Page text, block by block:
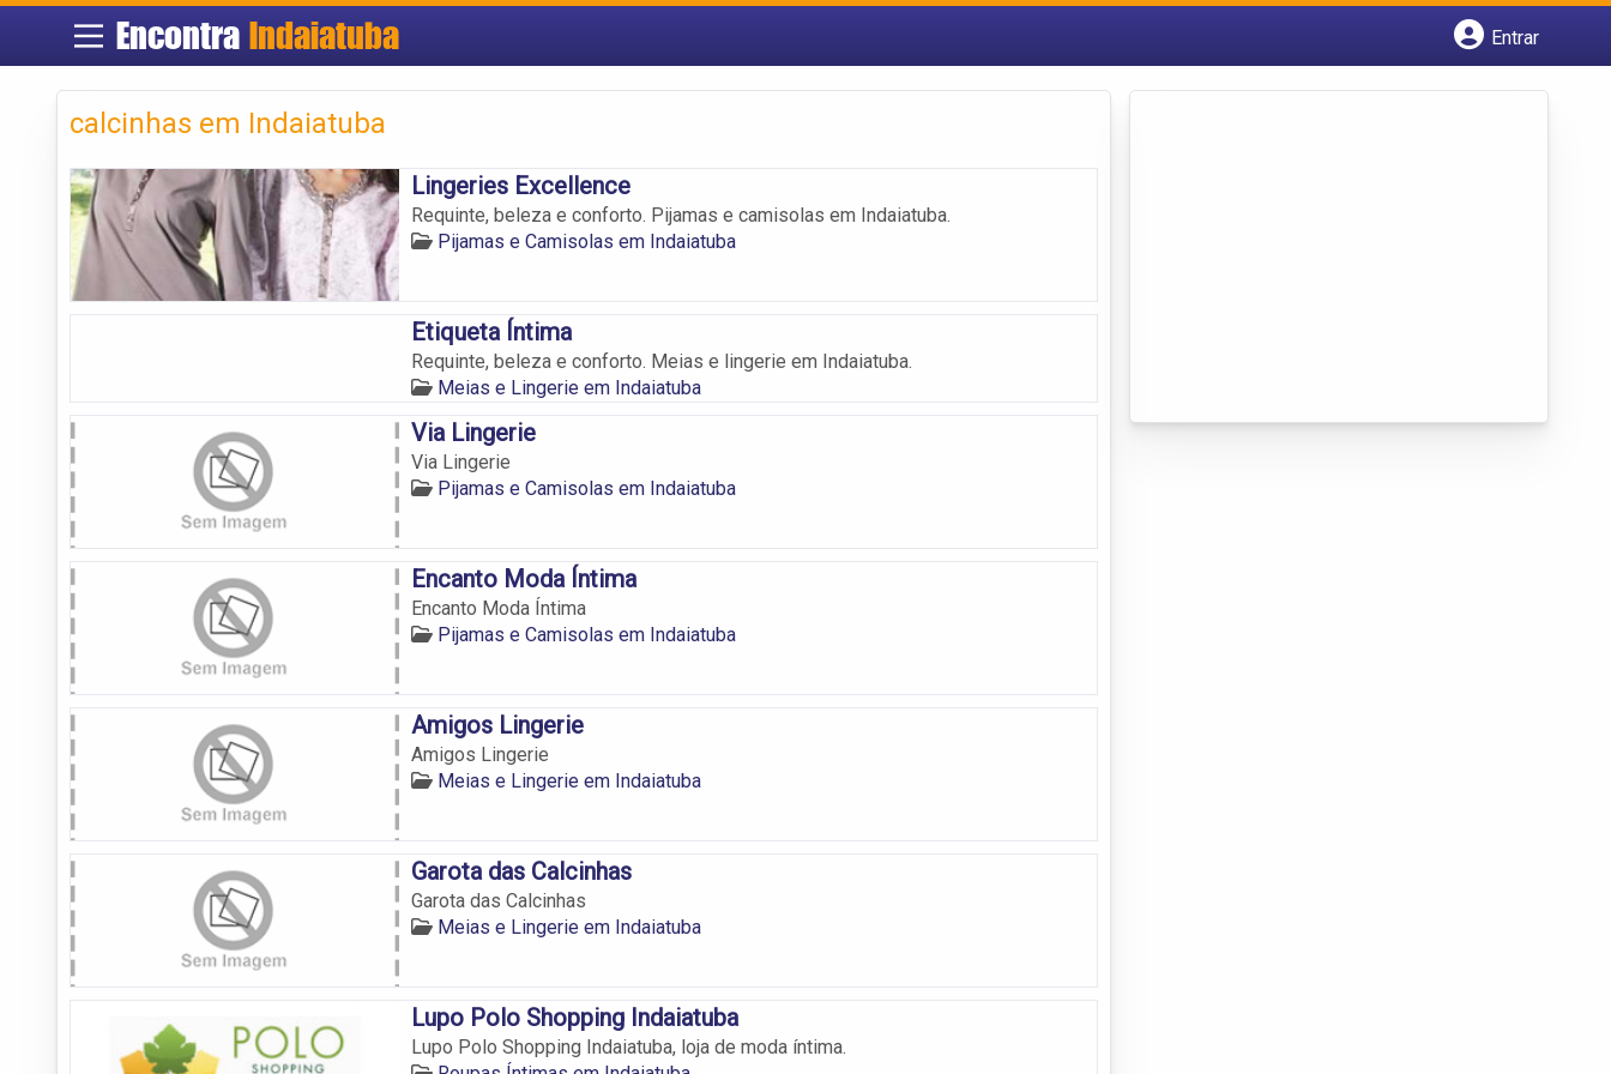
EncontraIndaiatuba
Entrar
calcinhas em Indaiatuba
Lingeries Excellence
Requinte, beleza e conforto. Pijamas e camisolas em Indaiatuba.
Pijamas e Camisolas em Indaiatuba
Etiqueta Íntima
Requinte, beleza e conforto. Meias e lingerie em Indaiatuba.
Meias e Lingerie em Indaiatuba
Via Lingerie
Via Lingerie
Pijamas e Camisolas em Indaiatuba
Encanto Moda Íntima
Encanto Moda Íntima
Pijamas e Camisolas em Indaiatuba
Amigos Lingerie
Amigos Lingerie
Meias e Lingerie em Indaiatuba
Garota das Calcinhas
Garota das Calcinhas
Meias e Lingerie em Indaiatuba
Lupo Polo Shopping Indaiatuba
Lupo Polo Shopping Indaiatuba, loja de moda íntima.